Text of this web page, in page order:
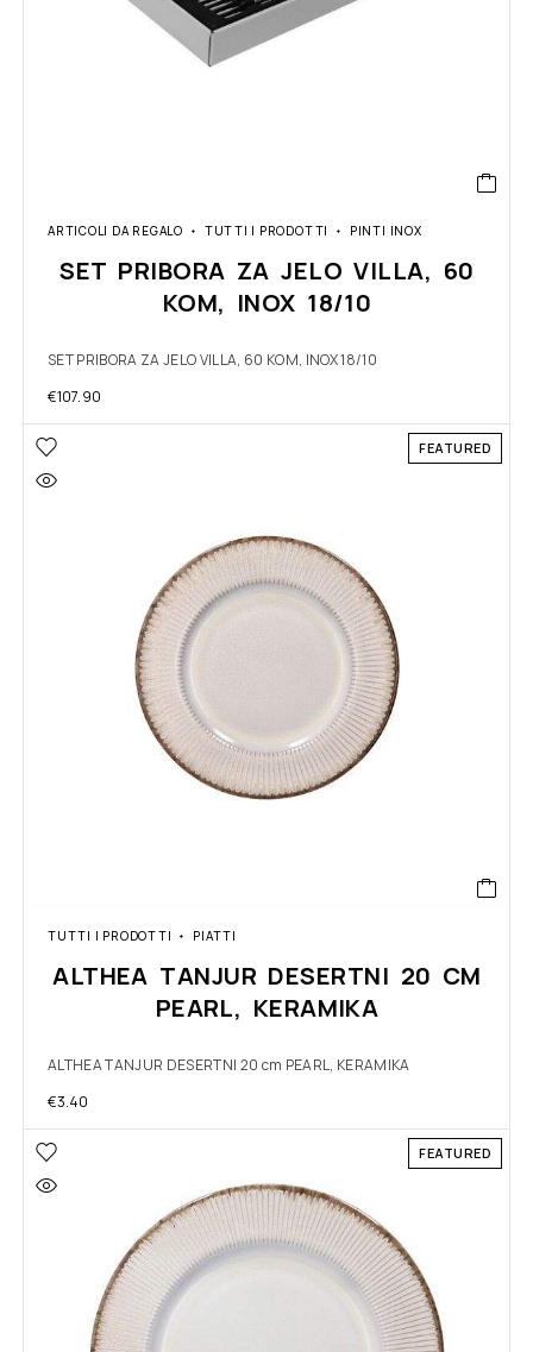
ARTICOLI DA REGALO TUTTI I PRODOTTI PINTI INOX
SET PRIBORA ZA JELO VILLA, 60
KOM, INOX 18/10
SET PRIBORA ZA JELO VILLA, 60 KOM, INOX 18/10
€107.90
FEATURED
TUTTI I PRODOTTI PIATTI
ALTHEA TANJUR DESERTNI 20 CM
PEARL, KERAMIKA
ALTHEA TANJUR DESERTNI 20 cm PEARL, KERAMIKA
€3.40
FEATURED